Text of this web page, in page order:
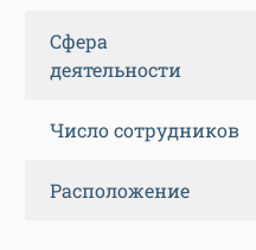
Сфера
деятельности
Число сотрудников
Расположение